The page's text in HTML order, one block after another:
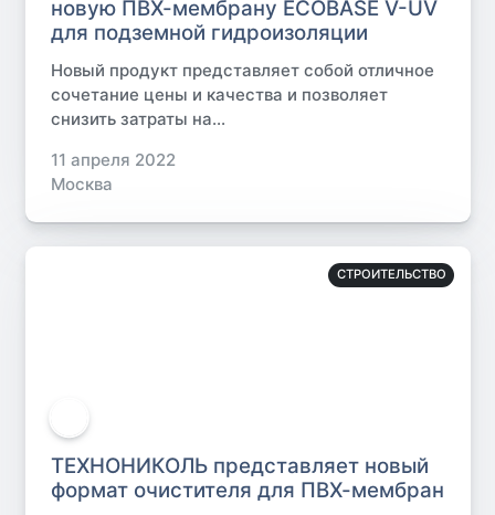
новую ПВХ-мембрану ECOBASE V-UV
для подземной гидроизоляции
Новый продукт представляет собой отличное
сочетание цены и качества и позволяет
снизить затраты на...
11 апреля 2022
Москва
СТРОИТЕЛЬСТВО
ТЕХНОНИКОЛЬ представляет новый
формат очистителя для ПВХ-мембран